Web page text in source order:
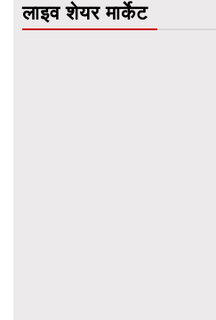
लाइव शेयर मार्केट